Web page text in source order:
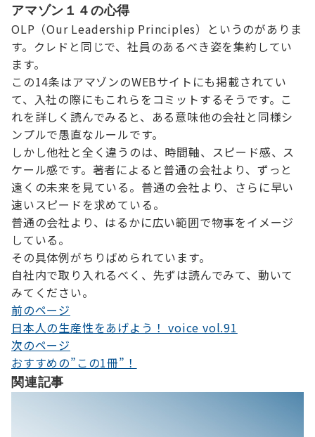
アマゾン１４の心得
OLP（Our Leadership Principles）というのがありま
す。クレドと同じで、社員のあるべき姿を集約してい
ます。
この14条はアマゾンのWEBサイトにも掲載されてい
て、入社の際にもこれらをコミットするそうです。こ
れを詳しく読んでみると、ある意味他の会社と同様シ
ンプルで愚直なルールです。
しかし他社と全く違うのは、時間軸、スピード感、ス
ケール感です。著者によると普通の会社より、ずっと
遠くの未来を見ている。普通の会社より、さらに早い
速いスピードを求めている。
普通の会社より、はるかに広い範囲で物事をイメージ
している。
その具体例がちりばめられています。
自社内で取り入れるべく、先ずは読んでみて、動いて
みてください。
投
稿
ナ
ビ
前のページ
日本人の生産性をあげよう！ voice vol.91
次のページ
おすすめの”この1冊”！
関連記事